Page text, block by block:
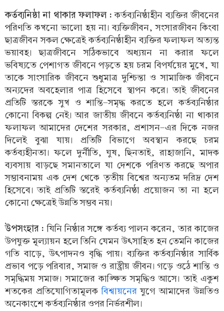
কর্তব্যনিষ্ঠা না থাকার ফলাফল : কর্তব্যনিষ্ঠাহীন ব্যক্তির জীবনের
পরিণতি কখনো ভালো হয় না। ব্যক্তিজীবন, সংসারজীবন কিংবা
ছাত্রজীবন সকল ক্ষেত্রেই কর্তব্যনিষ্ঠাহীন ব্যক্তির ফলাফল অত্যন্ত
ভয়াবহ। ছাত্রজীবনে সঠিকভাবে অধ্যয়ন না করার ফলে
ভবিষ্যতে পেশাগত জীবনে পড়তে হয় চরম বিপর্যয়ের মুখে, যা
তাকে সাংসারিক জীবনে শুধুমাত্র দুশ্চিন্তা ও সামাজিক জীবনে
অন্যদের অবহেলার পাত্র হিসেবে স্থাপন করে। তাই জীবনের
প্রতিটি স্তরকে সুখ ও শান্তি-সমৃদ্ধ করতে হলে কর্তব্যনিষ্ঠার
কোনো বিকল্প নেই। আর জাতীয় জীবনে কর্তব্যনিষ্ঠা না থাকার
ফলাফল আমাদের দেশের সরকার, প্রশাসন-এর দিকে নজর
দিলেই বুঝা যায়। প্রতিটি বিভাগে অবস্থান করছে চরম
কর্তব্যহীনতা। ফলে দুর্নীতি, ঘুষ, ছিনতাই, রাহাজানি, মাদক
ব্যবসায় বাড়ছে সমানতালে যা দেশকে পরিণত করছে অপার
সম্ভাবনাময় এক দেশ থেকে তৃতীয় বিশ্বের অন্যতম দরিদ্র দেশ
হিসেবে। তাই প্রতিটি স্তরেই কর্তব্যনিষ্ঠা প্রয়োজন তা না হলে
কোনো ক্ষেত্রেই উন্নতি সম্ভব নয়।
উপসংহার : যিনি নিষ্ঠার সঙ্গে কর্তব্য পালন করেন, তার কাজের
উপযুক্ত মূল্যায়ন হলে তিনি যেমন উৎসাহিত হন তেমনি কাজের
গতি বাড়ে, উৎপাদনও বৃদ্ধি পায়। ব্যক্তির কর্তব্যনিষ্ঠার সার্বিক
প্রভাব পড়ে পরিবার, সমাজ ও রাষ্ট্রীয় জীবন। গড়ে ওঠে শান্তি ও
সমৃদ্ধিময় সমাজ। সমাজের কাঙ্ক্ষিত সমৃদ্ধিও আসে। তাই একুশ
শতকের প্রতিযোগিতামূলকবিশ্বায়নেরযুগে আমাদের উন্নতিও
অনেকাংশে কর্তব্যনিষ্ঠার ওপর নির্ভরশীল।